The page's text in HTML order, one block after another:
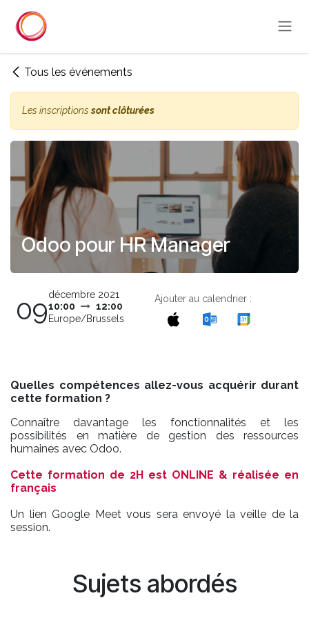
Tous les événements
Les inscriptionssont clôturées
Odoo pour HR Manager
09décembre 2021
10:00
12:00
Europe/Brussels
Ajouter au calendrier :
Quelles compétences allez-vous acquérir durant
cette formation ?
Connaître davantage les fonctionnalités et les
possibilités en matière de gestion des ressources
humaines avec Odoo.
Cette formation de 2H est ONLINE & réalisée en
français
Un lien Google Meet vous sera envoyé la veille de la
session.
Sujets abordés